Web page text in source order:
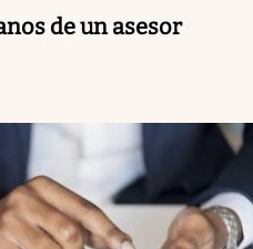
de un asesor